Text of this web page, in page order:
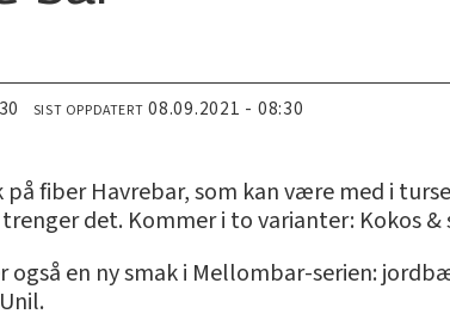
SIST OPPDATERT 08.09.2021 - 08:30
på fiber Havrebar, som kan være med i
det. Kommer i to varianter: Kokos
også en ny smak i Mellombar-serien: